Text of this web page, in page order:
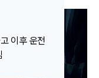
호사추천
이후 운전